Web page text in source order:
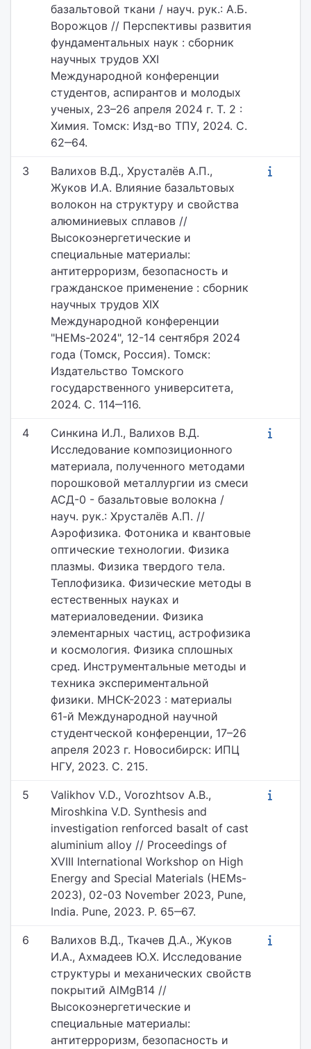
базальтовой ткани / науч. рук.: А.Б.
Ворожцов // Перспективы развития
фундаментальных наук : сборник
научных трудов XXI
Международной конференции
студентов, аспирантов и молодых
ученых, 23–26 апреля 2024 г. Т. 2 :
Химия. Томск: Изд-во ТПУ, 2024. С.
62‒64.
3
Валихов В.Д., Хрусталёв А.П.,
Жуков И.А. Влияние базальтовых
волокон на структуру и свойства
алюминиевых сплавов //
Высокоэнергетические и
специальные материалы:
антитерроризм, безопасность и
гражданское применение : сборник
научных трудов XIX
Международной конференции
"HEMs-2024", 12-14 сентября 2024
года (Томск, Россия). Томск:
Издательство Томского
государственного университета,
2024. С. 114‒116.
4
Синкина И.Л., Валихов В.Д.
Исследование композиционного
материала, полученного методами
порошковой металлургии из смеси
АСД-0 - базальтовые волокна /
науч. рук.: Хрусталёв А.П. //
Аэрофизика. Фотоника и квантовые
оптические технологии. Физика
плазмы. Физика твердого тела.
Теплофизика. Физические методы в
естественных науках и
материаловедении. Физика
элементарных частиц, астрофизика
и космология. Физика сплошных
сред. Инструментальные методы и
техника экспериментальной
физики. МНСК-2023 : материалы
61-й Международной научной
студентческой конференции, 17–26
апреля 2023 г. Новосибирск: ИПЦ
НГУ, 2023. С. 215.
5
Valikhov V.D., Vorozhtsov A.B.,
Miroshkina V.D. Synthesis and
investigation renforced basalt of cast
aluminium alloy // Proceedings of
XVIII International Workshop on High
Energy and Special Materials (HEMs-
2023), 02-03 November 2023, Pune,
India. Pune, 2023. P. 65‒67.
6
Валихов В.Д., Ткачев Д.А., Жуков
И.А., Ахмадеев Ю.Х. Исследование
структуры и механических свойств
покрытий AlMgB14 //
Высокоэнергетические и
специальные материалы:
антитерроризм, безопасность и